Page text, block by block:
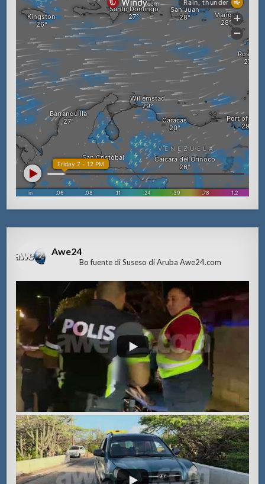
Awe24
Bo fuente di Suseso di Aruba Awe24.com